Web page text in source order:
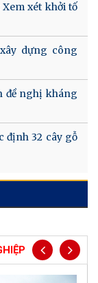
xét khởi tố
dựng công
đề nghị kháng
định 32 cây gỗ